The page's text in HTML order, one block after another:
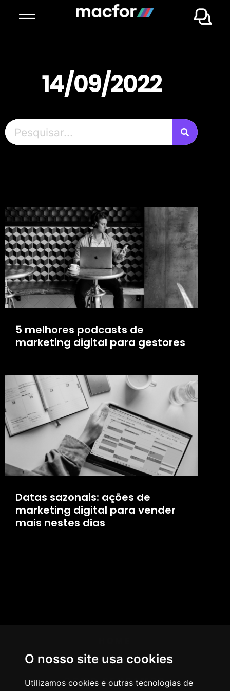
O nosso site usa cookies
Utilizamos cookies e outras tecnologias de
14/09/2022
5 melhores podcasts de
marketing digital para gestores
Datas sazonais: ações de
marketing digital para vender
mais nestes dias
AGÊNCIA
COMO PENSAMOS